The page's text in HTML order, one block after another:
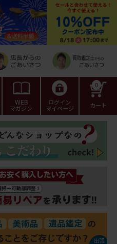
WEB
マガジン
ログイン
マイページ カート
0